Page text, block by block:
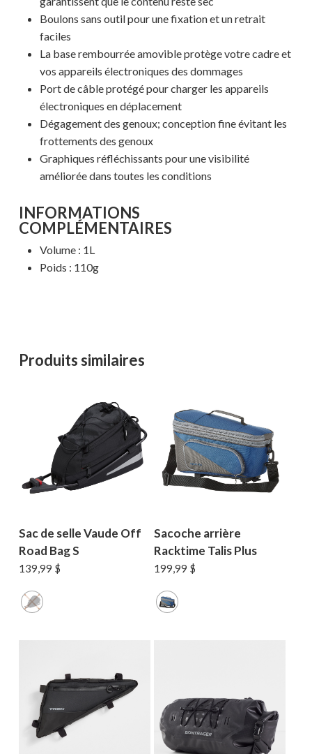
MAGASINER EN LIGNE
Boulons sans outil pour une fixation et un retrait
faciles
La base rembourrée amovible protège votre cadre et
vos appareils électroniques des dommages
Port de câble protégé pour charger les appareils
électroniques en déplacement
Dégagement des genoux; conception fine évitant les
frottements des genoux
Graphiques réfléchissants pour une visibilité
améliorée dans toutes les conditions
INFORMATIONS
COMPLÉMENTAIRES
Volume : 1L
Poids : 110g
Produits similaires
Sac de selle Vaude Off
Road Bag S
139,99 $
Sacoche arrière
Racktime Talis Plus
199,99 $